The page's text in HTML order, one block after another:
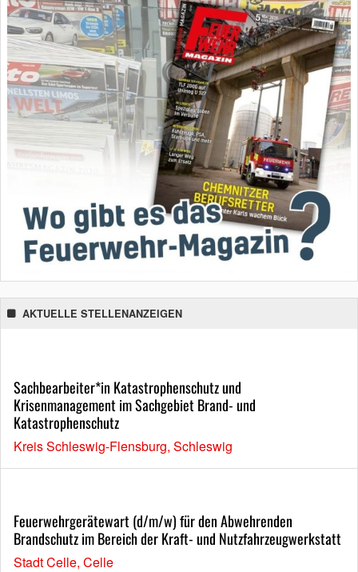
AKTUELLE STELLENANZEIGEN
Sachbearbeiter*in Katastrophenschutz und
Krisenmanagement im Sachgebiet Brand- und
Katastrophenschutz
Kreis Schleswig-Flensburg, Schleswig
Feuerwehrgerätewart (d/m/w) für den Abwehrenden
Brandschutz im Bereich der Kraft- und Nutzfahrzeugwerkstatt
Stadt Celle, Celle